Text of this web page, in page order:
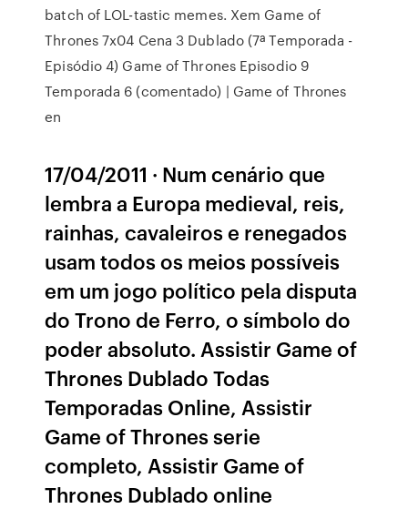
batch of LOL-tastic memes. Xem Game of
Thrones 7x04 Cena 3 Dublado (7ª Temporada -
Episódio 4) Game of Thrones Episodio 9
Temporada 6 (comentado) | Game of Thrones
en
17/04/2011 · Num cenário que
lembra a Europa medieval, reis,
rainhas, cavaleiros e renegados
usam todos os meios possíveis
em um jogo político pela disputa
do Trono de Ferro, o símbolo do
poder absoluto. Assistir Game of
Thrones Dublado Todas
Temporadas Online, Assistir
Game of Thrones serie
completo, Assistir Game of
Thrones Dublado online